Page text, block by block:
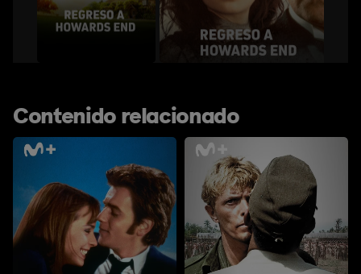
Contenido relacionado